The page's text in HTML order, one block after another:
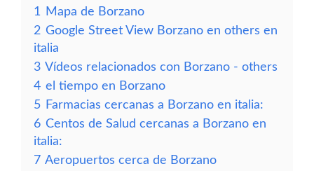
1
Mapa de Borzano
2 Google Street View Borzano en others en
italia
3 Vídeos relacionados con Borzano - others
4 el tiempo en Borzano
5 Farmacias cercanas a Borzano en italia:
6 Centos de Salud cercanas a Borzano en
italia:
7 Aeropuertos cerca de Borzano